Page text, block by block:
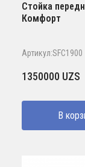
Стойка
Комфорт
Артикул:SFC1900
1350000 UZS
В